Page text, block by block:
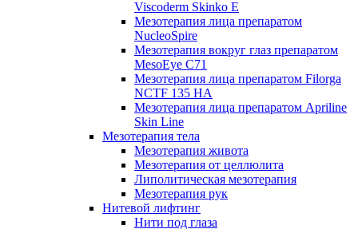
Viscoderm Skinko E
Мезотерапия лица препаратом
NucleoSpire
Мезотерапия вокруг глаз препаратом
MesoEye С71
Мезотерапия лица препаратом Filorga
NCTF 135 HA
Мезотерапия лица препаратом Apriline
Skin Line
Мезотерапия тела
Мезотерапия живота
Мезотерапия от целлюлита
Липолитическая мезотерапия
Мезотерапия рук
Нитевой лифтинг
Нити под глаза